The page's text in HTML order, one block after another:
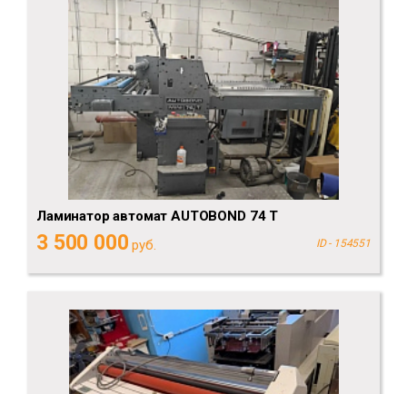
Ламинатор автомат AUTOBOND 74 T
3 500 000 руб. ID - 154551